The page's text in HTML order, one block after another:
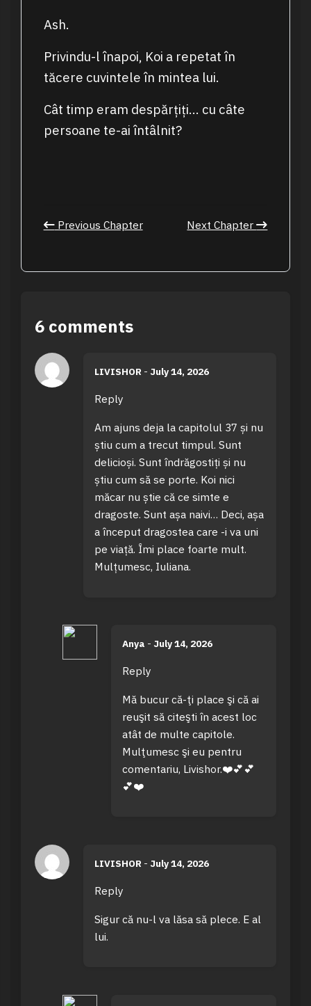
Ash.
Privindu-l înapoi, Koi a repetat în
tăcere cuvintele în mintea lui.
Cât timp eram despărțiți… cu câte
persoane te-ai întâlnit?
Previous Chapter Next Chapter
6 comments
LIVISHOR - July 14, 2026
Reply
Am ajuns deja la capitolul 37 și nu
știu cum a trecut timpul. Sunt
delicioși. Sunt îndrăgostiți și nu
știu cum să se porte. Koi nici
măcar nu știe că ce simte e
dragoste. Sunt așa naivi… Deci, așa
a început dragostea care -i va uni
pe viață. Îmi place foarte mult.
Mulțumesc, Iuliana.
Anya - July 14, 2026
Reply
Mă bucur că-ţi place şi că ai
reuşit să citeşti în acest loc
atât de multe capitole.
Mulţumesc şi eu pentru
comentariu, Livishor.❤️💕💕
💕❤️
LIVISHOR - July 14, 2026
Reply
Sigur că nu-l va lăsa să plece. E al
lui.